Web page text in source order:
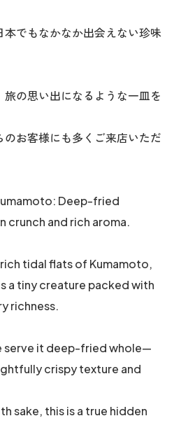
でもなかなか出会えない珍味
の思い出になるような一皿を
お客様にも多くご来店いただ
Deep-fried
crunch and rich aroma.
tidal flats of Kumamoto,
a tiny creature packed with
richness.
serve it deep-fried whole—
crispy texture and
sake, this is a true hidden